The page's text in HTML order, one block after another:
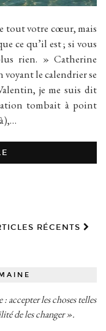
tout votre cœur, mais
ce qu’il est ; si vous
rien. » Catherine
le calendrier se
je me suis dit
tombait à point
RÉCENTS
accepter les choses telles
de les changer ».